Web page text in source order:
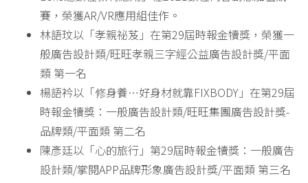
賽，榮獲AR/VR應用組佳作。
林語玟以「孝親祕芨」在第29屆時報金犢獎，榮獲一
般廣告設計類/旺旺孝親三字經公益廣告設計獎/平面
類 第一名
楊語衿以「修身養…好身材就靠FIXBODY」在第29屆
時報金犢獎：一般廣告設計類/旺旺集團廣告設計獎-
品牌類/平面類 第二名
陳彥廷以「心的旅行」第29屆時報金犢獎：一般廣告
設計類/掌閱APP品牌形象廣告設計獎/平面類 第三名